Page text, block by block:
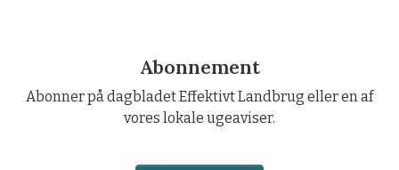
Abonnement
Abonner på dagbladet Effektivt Landbrug eller en af
vores lokale ugeaviser.